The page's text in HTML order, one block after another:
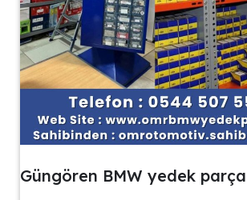
Güngören BMW yedek